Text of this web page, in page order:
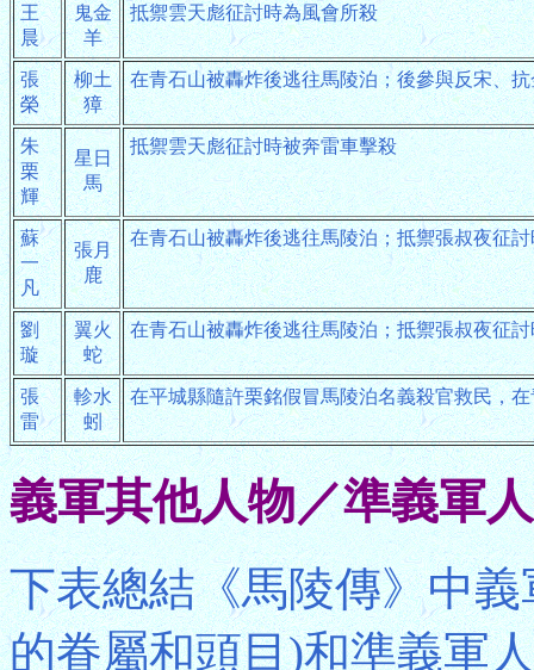
王
晨
鬼金
羊
抵禦雲天彪征討時為風會所殺
張
榮
柳土
獐
在青石山被轟炸後逃往馬陵泊；後參與反宋、
朱
栗
輝
星日
馬
抵禦雲天彪征討時被奔雷車擊殺
蘇
一
凡
張月
鹿
在青石山被轟炸後逃往馬陵泊；抵禦張叔夜征
劉
璇
翼火
蛇
在青石山被轟炸後逃往馬陵泊；抵禦張叔夜征
張
雷
軫水
蚓
在平城縣隨許栗銘假冒馬陵泊名義殺官救民，
義軍其他人物／準義軍
下表總結《馬陵傳》中
的眷屬和頭目)和準義軍